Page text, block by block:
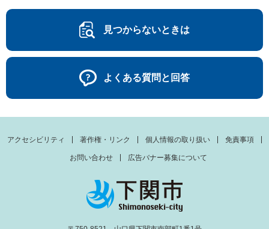
見つからないときは
よくある質問と回答
アクセシビリティ 著作権・リンク 個人情報の取り扱い 免責事項
お問い合わせ 広告バナー募集について